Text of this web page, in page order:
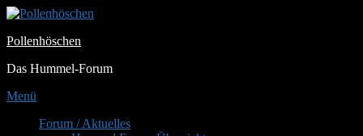
Zum
springen
Pollenhöschen
Das Hummel-Forum
Menü
PrimäresForum / Aktuelles